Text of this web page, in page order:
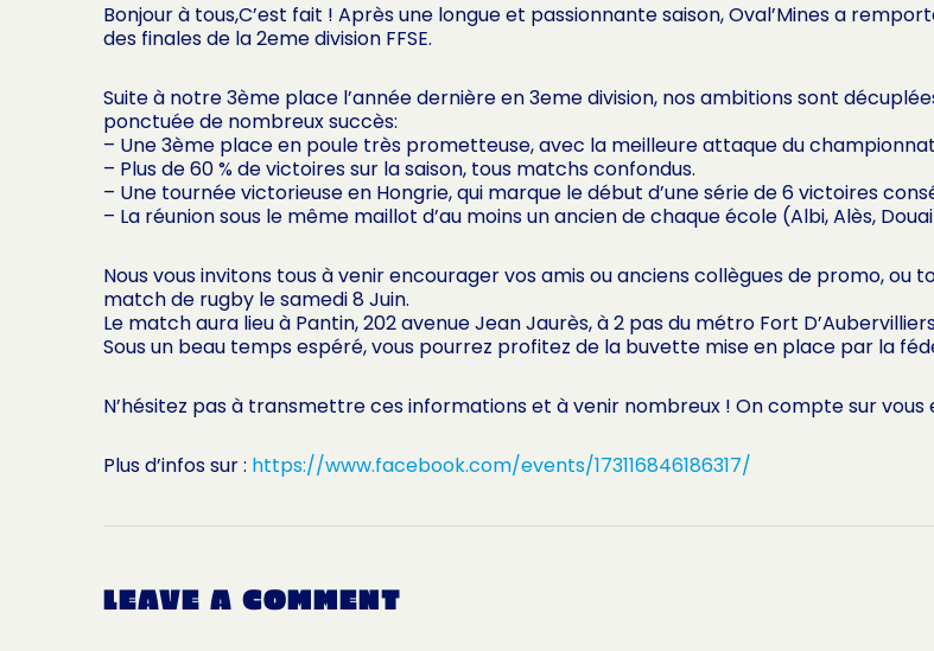
Bonjour à tous,C’est fait ! Après une longue et passionnante saison, Oval’Mines a
des finales de la 2eme division FFSE.
Suite à notre 3ème place l’année dernière en 3eme division, nos ambitions sont
ponctuée de nombreux succès:
– Une 3ème place en poule très prometteuse, avec la meilleure attaque du
– Plus de 60 % de victoires sur la saison, tous matchs confondus.
– Une tournée victorieuse en Hongrie, qui marque le début d’une série de 6 victoires
– La réunion sous le même maillot d’au moins un ancien de chaque école (Albi, Alès,
Nous vous invitons tous à venir encourager vos amis ou anciens collègues de promo,
match de rugby le samedi 8 Juin.
Le match aura lieu à Pantin, 202 avenue Jean Jaurès, à 2 pas du métro Fort
Sous un beau temps espéré, vous pourrez profitez de la buvette mise en place par la
N’hésitez pas à transmettre ces informations et à venir nombreux ! On compte sur
Plus d’infos sur : https://www.facebook.com/events/173116846186317/
LEAVE A COMMENT